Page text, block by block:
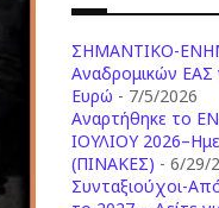
ΣΗΜΑΝΤΙΚΟ-
Αναδρομικών ΕΑΣ
Ευρώ - 7/5/2026
Aναρτήθηκε το
ΙΟΥΛΙΟΥ
(ΠΙΝΑΚΕΣ) - 6/29/
Συνταξιούχοι-